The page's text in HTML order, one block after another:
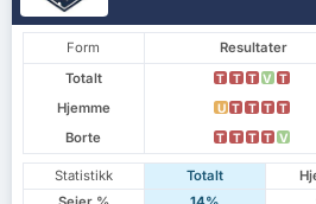
Form Resultater
Totalt
T T T V T
Hjemme U T T T T
Borte T T T T V
Statistikk Totalt